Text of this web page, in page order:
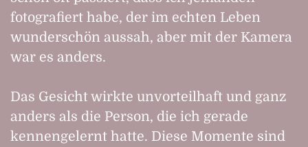
fotografiert habe, der im echten Leben
wunderschön aussah, aber mit der Kamera
war es anders.
Das Gesicht wirkte unvorteilhaft und ganz
anders als die Person, die ich gerade
kennengelernt hatte. Diese Momente sind